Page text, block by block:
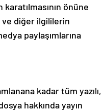
önüne
ve diğer ilgililerin
paylaşımlarına
kadar tüm yazılı,
hakkında yayın